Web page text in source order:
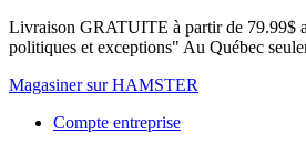
Livraison GRATUITE à partir de 79.99$
politiques et exceptions" Au Québec
Magasiner sur HAMSTER
Compte entreprise